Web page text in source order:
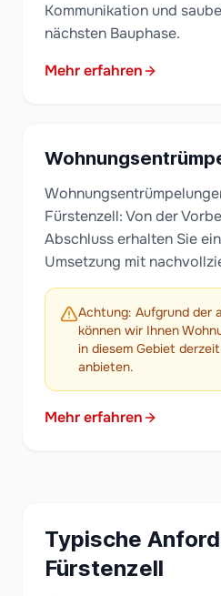
Kommunikation und
nächsten Bauphase.
Mehr erfahren
Fürstenzell: Von der
Abschluss erhalten Sie
Umsetzung mit
Achtung: Aufgrund der
können wir Ihnen
in diesem Gebiet
anbieten.
Mehr erfahren
Typische
Fürstenzell